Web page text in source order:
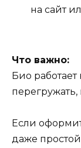
на сайт
Что важно:
Био
перегружать,
Если
даже